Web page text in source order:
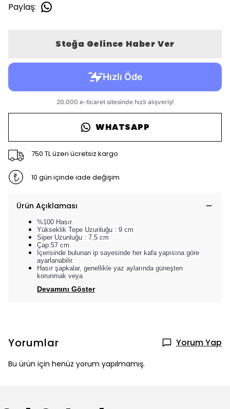
Paylaş:
Stoğa Gelince Haber Ver
WHATSAPP
750 TL üzeri ücretsiz kargo
10 gün içinde iade değişim
Ürün Açıklaması
%100 Hasır.
Yükseklik Tepe Uzunluğu : 9 cm
Siper Uzunluğu : 7,5 cm
Çap:57 cm.
İçerisinde bulunan ip sayesinde her kafa yapısına göre
ayarlanabilir.
Hasır şapkalar, genellikle yaz aylarında güneşten
korunmak veya
Devamını Göster
Yorumlar Yorum Yap
Bu ürün için henüz yorum yapılmamış.